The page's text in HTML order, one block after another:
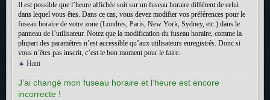
Il est possible que l’heure affichée soit sur un fuseau horaire différent de celui
dans lequel vous êtes. Dans ce cas, vous devez modifier vos préférences pour le
fuseau horaire de votre zone (Londres, Paris, New York, Sydney, etc.) dans le
panneau de l’utilisateur. Notez que la modification du fuseau horaire, comme la
plupart des paramètres n’est accessible qu’aux utilisateurs enregistrés. Donc si
vous n’êtes pas inscrit, c’est le bon moment pour le faire.
Haut
J’ai changé mon fuseau horaire et l’heure est encore
incorrecte !